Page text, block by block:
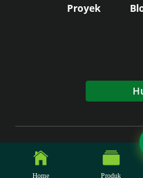
Proyek
© Copyright Futago Karya
Powered by Fikky Power.
Home Produk